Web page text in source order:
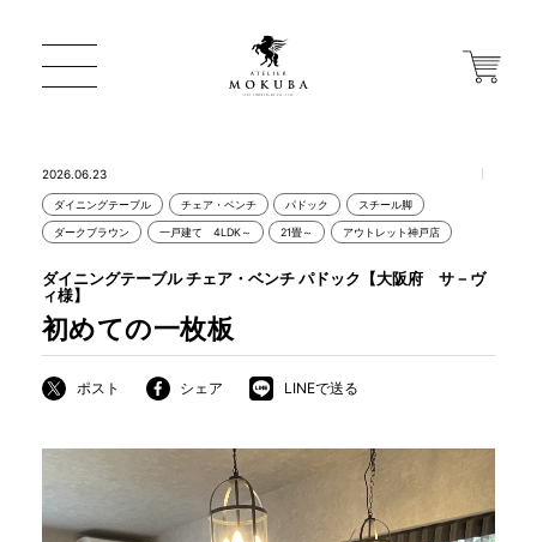
ONLINE STORE
一枚板 ATELIER MOKUBA HOME
MOKUBA について
2026.06.23
ダイニングテーブル チェア・ベンチ パドック スチール脚
ダークブラウン 一戸建て 4LDK～ 21畳～ アウトレット神戸店
初めての一枚板
ダイニングテーブル チェア・ベンチ パドック【大阪府 サ－ヴ
ィ様】
ポスト シェア LINEで送る